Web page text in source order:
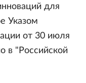
для
Указом
от 30 июля
в "Российской